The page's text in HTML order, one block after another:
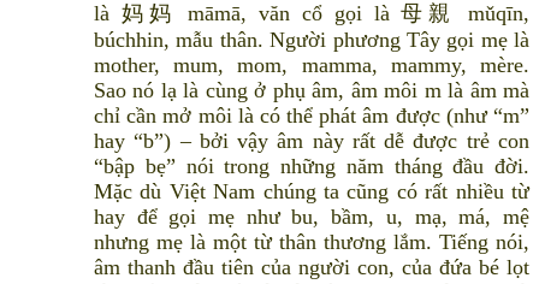
là 妈妈 māmā, văn cổ gọi là 母親 mǔqīn,
búchhin, mẫu thân. Người phương Tây gọi mẹ là
mother, mum, mom, mamma, mammy, mère.
Sao nó lạ là cùng ở phụ âm, âm môi m là âm mà
chỉ cần mở môi là có thể phát âm được (như “m”
hay “b”) – bởi vậy âm này rất dễ được trẻ con
“bập bẹ” nói trong những năm tháng đầu đời.
Mặc dù Việt Nam chúng ta cũng có rất nhiều từ
hay để gọi mẹ như bu, bầm, u, mạ, má, mệ
nhưng mẹ là một từ thân thương lắm. Tiếng nói,
âm thanh đầu tiên của người con, của đứa bé lọt